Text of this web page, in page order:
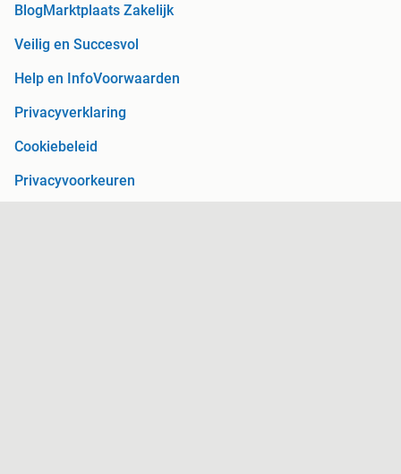
Blog Marktplaats Zakelijk
Veilig en Succesvol
Help en InfoVoorwaarden
Privacyverklaring
Cookiebeleid
Privacyvoorkeuren